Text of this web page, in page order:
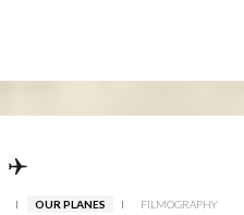
OUR PLANES FILMOGRAPHY